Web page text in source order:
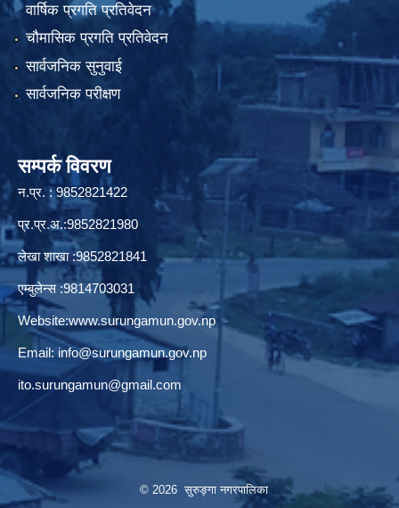
वार्षिक प्रगति प्रतिवेदन
चौमासिक प्रगति प्रतिवेदन
सार्वजनिक सुनुवाई
सार्वजनिक परीक्षण
सम्पर्क विवरण
न.प्र. : 9852821422
प्र.प्र.अ.:9852821980
लेखा शाखा :9852821841
एम्बुलेन्स :9814703031
Website:www.surungamun.gov.np
Email: info@surungamun.gov.np
ito.surungamun@gmail.com
© 2026 सुरुङ्‍गा नगरपालिका